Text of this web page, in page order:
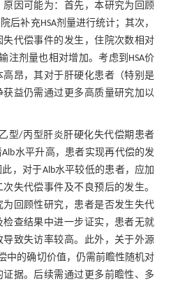
因可能为：首先，本研究为回顾
后补充HSA剂量进行统计；其次，
代偿事件的发生，住院次数相对
注剂量也相对增加。考虑到HSA价
昂，其对于肝硬化患者（特别是
益仍需通过更多高质量研究加以
型/丙型肝炎肝硬化失代偿期患者
水平升高，患者实现再代偿的发
，对于Alb水平较低的患者，应加
失代偿事件及不良预后的发生。
为回顾性研究，患者是否发生失代
查结果中进一步证实，患者无就
致失访率较高。此外，关于外源
中的确切价值，仍需前瞻性随机对
据。后续需通过更多前瞻性、多